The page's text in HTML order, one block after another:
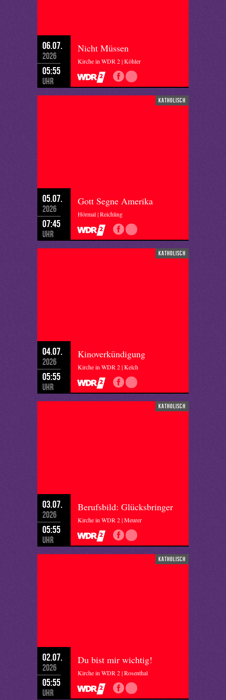
06.07.
2026
05:55
Uhr
Nicht Müssen
Kirche in WDR 2 | Köhler
katholisch
05.07.
2026
07:45
Uhr
Gott Segne Amerika
Hörmal | Reichling
katholisch
04.07.
2026
05:55
Uhr
Kinoverkündigung
Kirche in WDR 2 | Kelch
katholisch
03.07.
2026
05:55
Uhr
Berufsbild: Glücksbringer
Kirche in WDR 2 | Meurer
katholisch
02.07.
2026
05:55
Uhr
Du bist mir wichtig!
Kirche in WDR 2 | Rosenthal